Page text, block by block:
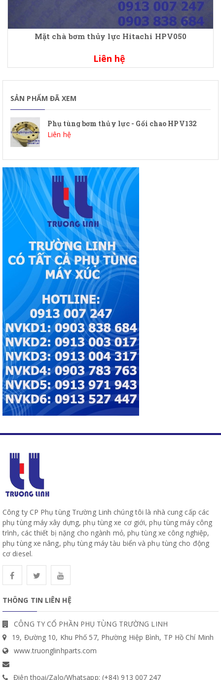
Mặt chà bơm thủy lực Hitachi HPV050
Liên hệ
SẢN PHẨM ĐÃ XEM
Phụ tùng bơm thủy lực - Gối chao HPV132
Liên hệ
Công ty CP Phụ tùng Trường Linh chúng tôi là nhà cung cấp các
phụ tùng máy xây dựng, phụ tùng xe cơ giới, phụ tùng máy công
trình, các thiết bị nặng cho ngành mỏ, phụ tùng xe công nghiệp,
phụ tùng xe nâng, phụ tùng máy tàu biển và phụ tùng cho động
cơ diesel.
THÔNG TIN LIÊN HỆ
CÔNG TY CỔ PHẦN PHỤ TÙNG TRƯỜNG LINH
19, Đường 10, Khu Phố 57, Phường Hiệp Bình, TP Hồ Chí Minh
www.truonglinhparts.com
Điện thoại/Zalo/Whatsapp: (+84) 913 007 247